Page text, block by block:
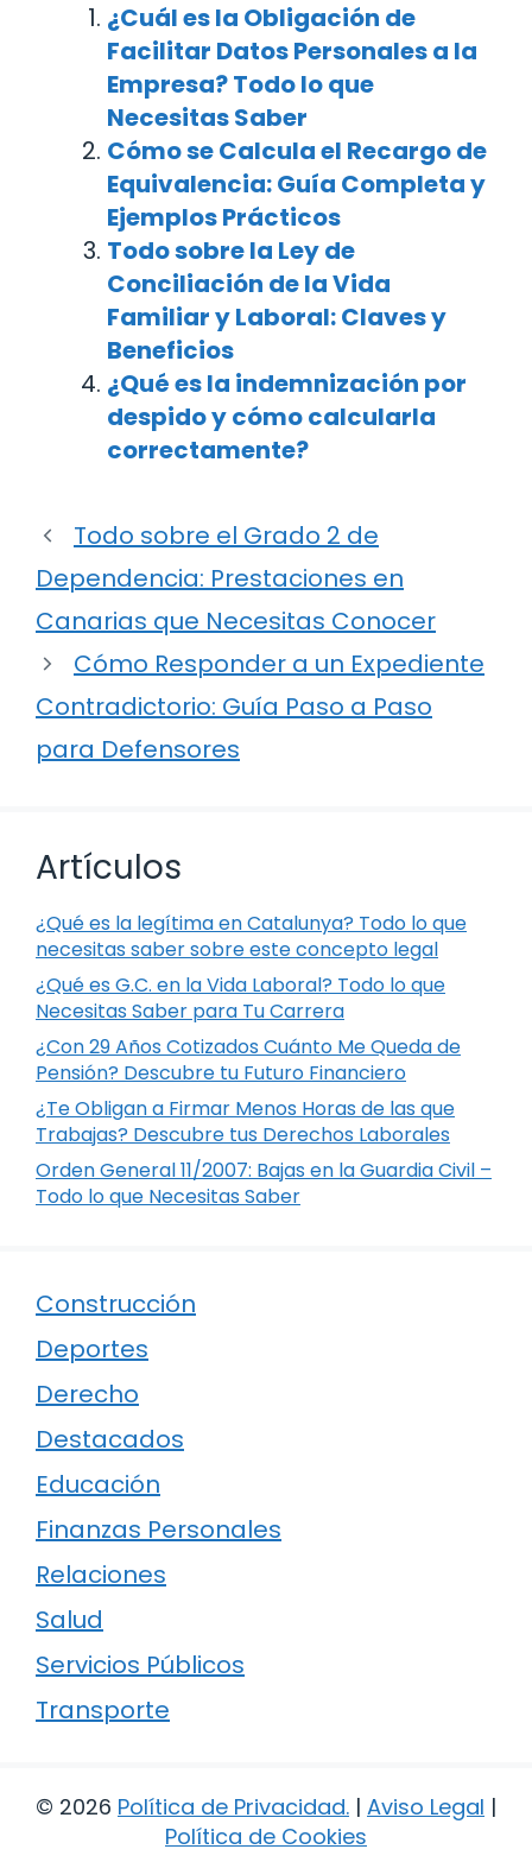
¿Cuál es la Obligación de
Facilitar Datos Personales a la
Empresa? Todo lo que
Necesitas Saber
Cómo se Calcula el Recargo de
Equivalencia: Guía Completa y
Ejemplos Prácticos
Todo sobre la Ley de
Conciliación de la Vida
Familiar y Laboral: Claves y
Beneficios
¿Qué es la indemnización por
despido y cómo calcularla
correctamente?
Todo sobre el Grado 2 de
Dependencia: Prestaciones en
Canarias que Necesitas Conocer
Cómo Responder a un Expediente
Contradictorio: Guía Paso a Paso
para Defensores
Artículos
¿Qué es la legítima en Catalunya? Todo lo que
necesitas saber sobre este concepto legal
¿Qué es G.C. en la Vida Laboral? Todo lo que
Necesitas Saber para Tu Carrera
¿Con 29 Años Cotizados Cuánto Me Queda de
Pensión? Descubre tu Futuro Financiero
¿Te Obligan a Firmar Menos Horas de las que
Trabajas? Descubre tus Derechos Laborales
Orden General 11/2007: Bajas en la Guardia Civil –
Todo lo que Necesitas Saber
Construcción
Deportes
Derecho
Destacados
Educación
Finanzas Personales
Relaciones
Salud
Servicios Públicos
Transporte
© 2026 Política de Privacidad. | Aviso Legal |
Política de Cookies